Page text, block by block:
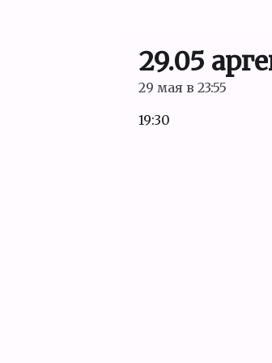
29.05
29 мая в 23:55
19:30